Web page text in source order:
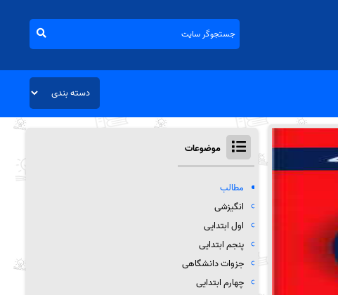
موضوعات
مطالب
انگیزشی
اول ابتدایی
پنجم ابتدایی
جزوات دانشگاهی
چهارم ابتدایی